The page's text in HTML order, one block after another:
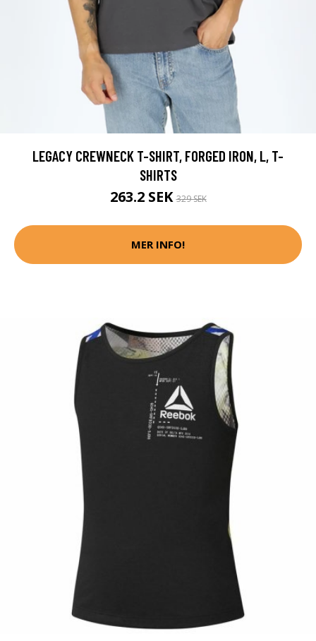
LEGACY CREWNECK T-SHIRT, FORGED IRON, L, T-
SHIRTS
263.2 SEK329 SEK
MER INFO!